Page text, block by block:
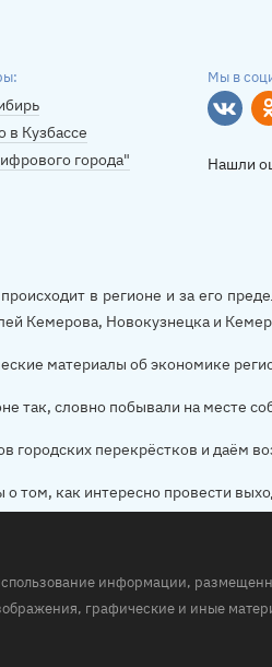
в Кузбассе
города"
Мы в
Нашли
в регионе и за его
Кемерова, Новокузнецка и
материалы об экономике
так, словно побывали на месте
городских перекрёстков и даём
том, как интересно провести
информации,
графические и иные